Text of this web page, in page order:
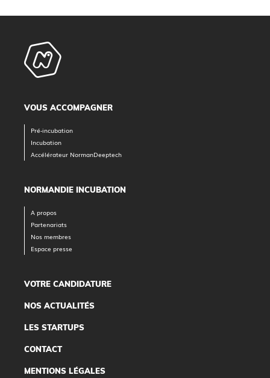
VOUS ACCOMPAGNER
Pré-incubation
Incubation
Accélérateur NormanDeeptech
NORMANDIE INCUBATION
A propos
Partenariats
Nos membres
Espace presse
VOTRE CANDIDATURE
NOS ACTUALITÉS
LES STARTUPS
CONTACT
MENTIONS LÉGALES